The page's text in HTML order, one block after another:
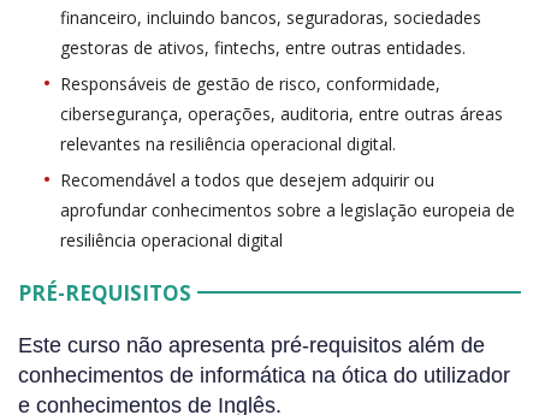
financeiro, incluindo bancos, seguradoras, sociedades
gestoras de ativos, fintechs, entre outras entidades.
Responsáveis de gestão de risco, conformidade,
cibersegurança, operações, auditoria, entre outras áreas
relevantes na resiliência operacional digital.
Recomendável a todos que desejem adquirir ou
aprofundar conhecimentos sobre a legislação europeia de
resiliência operacional digital
PRÉ-REQUISITOS
Este curso não apresenta pré-requisitos além de
conhecimentos de informática na ótica do utilizador
e conhecimentos de Inglês.